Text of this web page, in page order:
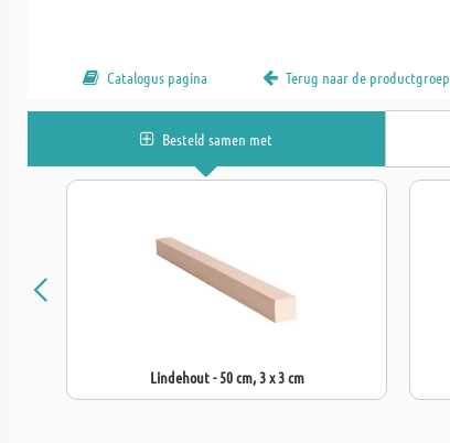
Catalogus pagina Terug naar de productgroep
Besteld samen met
Lindehout - 50 cm, 3 x 3 cm